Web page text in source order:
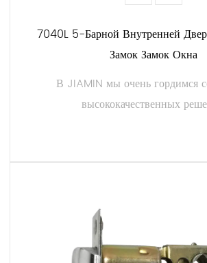
7040L 5-Барной Внутренней
Замок Замок Окна
В JIAMIN мы очень гордимся
высококачественных